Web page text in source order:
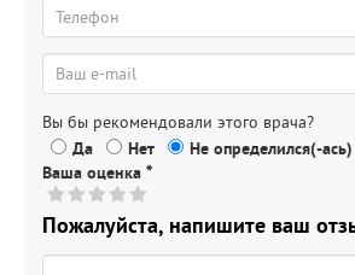
Вы бы рекомендовали этого врача?
Да
Нет
Не определился(-ась)
Ваша оценка *
Пожалуйста, напишите ваш